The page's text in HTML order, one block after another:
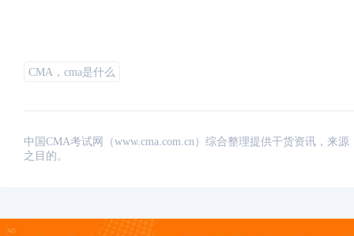
CMA，cma是什么
中国CMA考试网（www.cma.com.cn）综合整理提供干货资讯，来
之目的。